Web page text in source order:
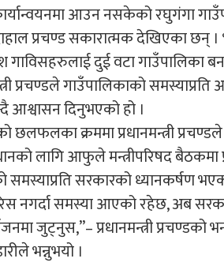
आउन नसकेको रघुगंगा
प्रचण्ड सकारात्मक देखिएका छन्
दुई वटा गाउँपालिका
प्रचण्डले गाउँपालिकाको
आश्वासन दिनुभएको हो ।
छलफलका क्रममा प्रधानमन्त्री
लागि आफुले मन्त्रीपरिषद बैठकमा
समस्याप्रति सरकारको ध्यानकर्षण
नगर्दा समस्या आएको रहेछ, अब
जुट्नुस,’’– प्रधानमन्त्री प्रचण्डको
भन्नुभयो ।